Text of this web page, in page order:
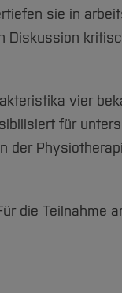
sie in
Diskussion
vier
für
der
die Teilnahme